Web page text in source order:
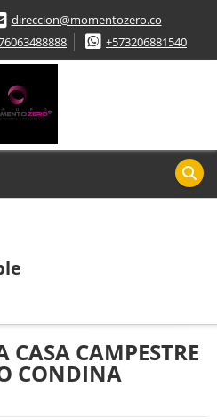
direccion@momentozero.co
+573206881540
CASA CAMPESTRE
CONDINA